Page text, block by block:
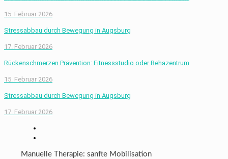
15. Februar 2026
Stressabbau durch Bewegung in Augsburg
17. Februar 2026
Rückenschmerzen Prävention: Fitnessstudio oder Rehazentrum
15. Februar 2026
Stressabbau durch Bewegung in Augsburg
17. Februar 2026
Manuelle Therapie: sanfte Mobilisation